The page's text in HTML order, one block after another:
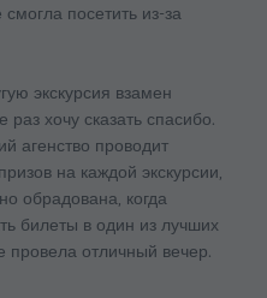
посетить из-за
экскурсия взамен
хочу сказать спасибо.
агенство проводит
на каждой экскурсии,
обрадована, когда
билеты в один из лучших
провела отличный вечер.